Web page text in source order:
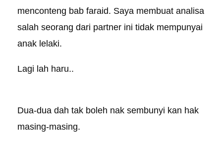
menconteng bab faraid. Saya membuat analisa
salah seorang dari partner ini tidak mempunyai
anak lelaki.
Lagi lah haru..
Dua-dua dah tak boleh nak sembunyi kan hak
masing-masing.